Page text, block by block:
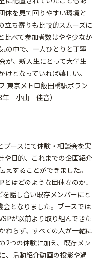
体を見て回りやすい環境と
立ち寄りも比較的スムーズに
比べて参加者数はやや少なか
の中で、一人ひとりと丁寧
が、新入生にとって大学生
となっていれば嬉しい。
東京メトロ飯田橋駅ボラン
年 小山 佳音）
ブースにて体験・相談会を実
や目的、これまでの企画紹介
えすることができました。
はどのような団体なのか、
話し合い既存メンバーにと
会となりました。ブースでは
が以前より取り組んできた
わらず、すべての人が一緒に
2つの体験に加え、既存メン
、活動紹介動画の投影や過